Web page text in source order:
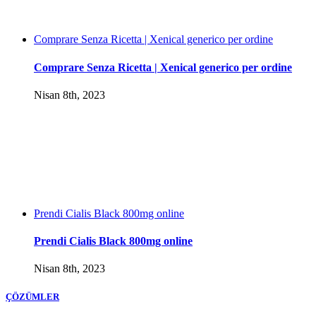
Comprare Senza Ricetta | Xenical generico per ordine
Comprare Senza Ricetta | Xenical generico per ordine
Nisan 8th, 2023
Prendi Cialis Black 800mg online
Prendi Cialis Black 800mg online
Nisan 8th, 2023
ÇÖZÜMLER